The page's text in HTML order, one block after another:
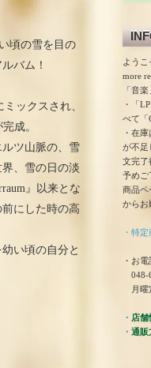
頃の雪を目の
バム！
ックスされ、
成。
ツ山脈の、雪
、雪の日の淡
』以来とな
にした時の高
い頃の自分と
ようこ
more
「音
・「
べて「
・在
が不足
文完了
予めご
商品ペ
からお
・特
・お
048-
月曜
・ 店舗
・ 通販